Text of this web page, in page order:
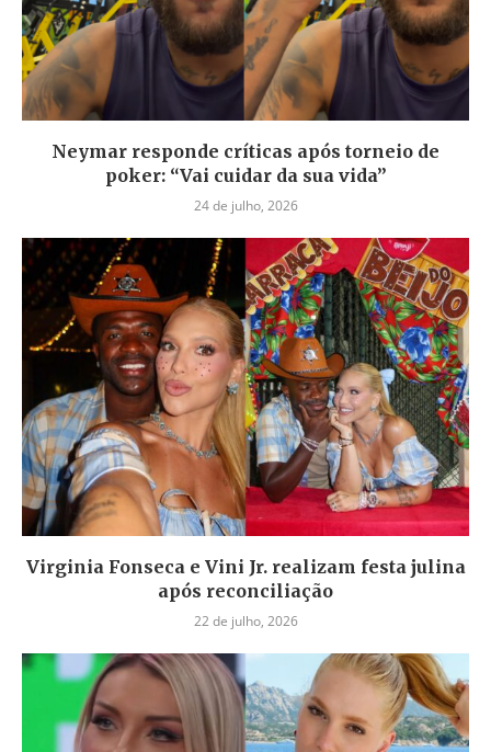
Neymar responde críticas após torneio de
poker: “Vai cuidar da sua vida”
24 de julho, 2026
Virginia Fonseca e Vini Jr. realizam festa julina
após reconciliação
22 de julho, 2026